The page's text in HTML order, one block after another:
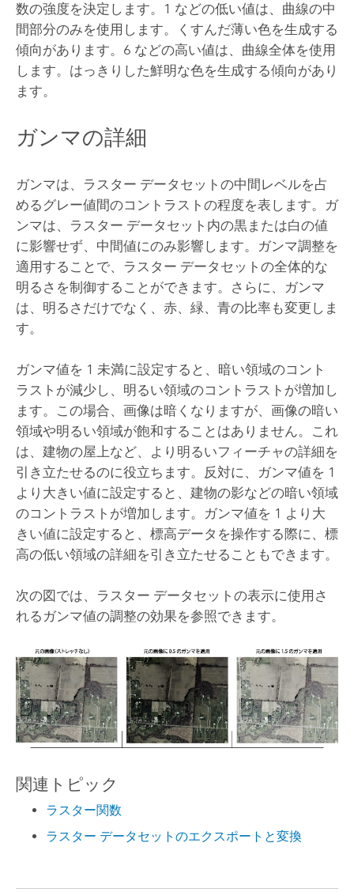
数の強度を決定します。1 などの低い値は、曲線の中
間部分のみを使用します。くすんだ薄い色を生成する
傾向があります。6 などの高い値は、曲線全体を使用
します。はっきりした鮮明な色を生成する傾向があり
ます。
ガンマの詳細
ガンマは、ラスター データセットの中間レベルを占
めるグレー値間のコントラストの程度を表します。ガ
ンマは、ラスター データセット内の黒または白の値
に影響せず、中間値にのみ影響します。ガンマ調整を
適用することで、ラスター データセットの全体的な
明るさを制御することができます。さらに、ガンマ
は、明るさだけでなく、赤、緑、青の比率も変更しま
す。
ガンマ値を 1 未満に設定すると、暗い領域のコント
ラストが減少し、明るい領域のコントラストが増加し
ます。この場合、画像は暗くなりますが、画像の暗い
領域や明るい領域が飽和することはありません。これ
は、建物の屋上など、より明るいフィーチャの詳細を
引き立たせるのに役立ちます。反対に、ガンマ値を 1
より大きい値に設定すると、建物の影などの暗い領域
のコントラストが増加します。ガンマ値を 1 より大
きい値に設定すると、標高データを操作する際に、標
高の低い領域の詳細を引き立たせることもできます。
次の図では、ラスター データセットの表示に使用さ
れるガンマ値の調整の効果を参照できます。
関連トピック
ラスター関数
ラスター データセットのエクスポートと変換